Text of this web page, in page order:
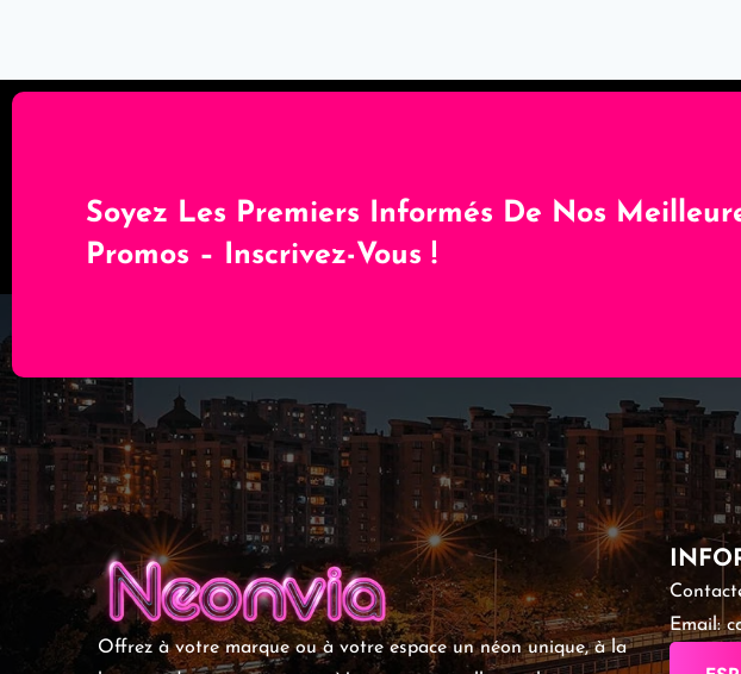
Soyez Les Premiers Informés De Nos
Promos – Inscrivez-Vous !
Offrez à votre marque ou à votre espace un néon unique, à la
Email: